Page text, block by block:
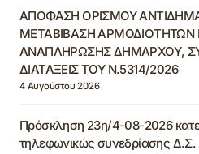
ΑΠΟΦΑΣΗ ΟΡΙΣΜΟΥ
ΜΕΤΑΒΙΒΑΣΗ ΑΡΜΟΔΙΟΤΗΤΩΝ
ΑΝΑΠΛΗΡΩΣΗΣ ΔΗΜΑΡΧΟΥ,
ΔΙΑΤΑΞΕΙΣ ΤΟΥ Ν.5314/2026
4 Αυγούστου 2026
Πρόσκληση 23η/4-08-2026
τηλεφωνικώς συνεδρίασης Δ.Σ.